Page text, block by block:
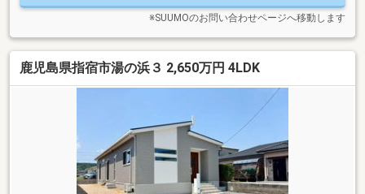
※SUUMOのお問い合わせページへ移動します
鹿児島県指宿市湯の浜３ 2,650万円 4LDK